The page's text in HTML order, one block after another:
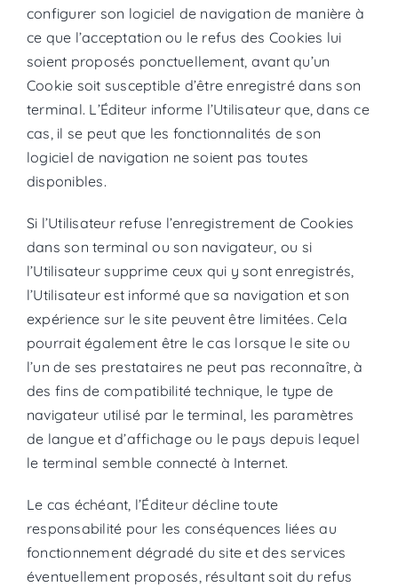
configurer son logiciel de navigation de manière à
ce que l’acceptation ou le refus des Cookies lui
soient proposés ponctuellement, avant qu’un
Cookie soit susceptible d’être enregistré dans son
terminal. L’Éditeur informe l’Utilisateur que, dans ce
cas, il se peut que les fonctionnalités de son
logiciel de navigation ne soient pas toutes
disponibles.
Si l’Utilisateur refuse l’enregistrement de Cookies
dans son terminal ou son navigateur, ou si
l’Utilisateur supprime ceux qui y sont enregistrés,
l’Utilisateur est informé que sa navigation et son
expérience sur le site peuvent être limitées. Cela
pourrait également être le cas lorsque le site ou
l’un de ses prestataires ne peut pas reconnaître, à
des fins de compatibilité technique, le type de
navigateur utilisé par le terminal, les paramètres
de langue et d’affichage ou le pays depuis lequel
le terminal semble connecté à Internet.
Le cas échéant, l’Éditeur décline toute
responsabilité pour les conséquences liées au
fonctionnement dégradé du site et des services
éventuellement proposés, résultant soit du refus